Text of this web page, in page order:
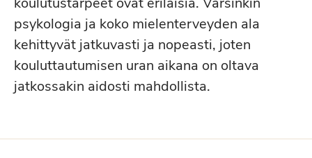
psykologia ja koko mielenterveyden ala
kehittyvät jatkuvasti ja nopeasti, joten
kouluttautumisen uran aikana on oltava
jatkossakin aidosti mahdollista.